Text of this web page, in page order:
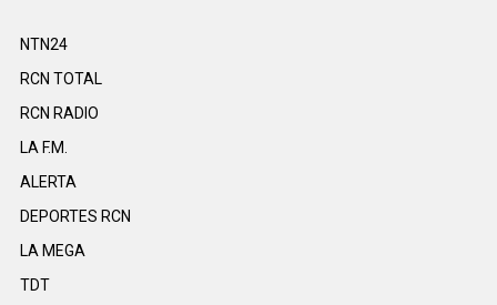
NTN24
RCN TOTAL
RCN RADIO
LA F.M.
ALERTA
DEPORTES RCN
LA MEGA
TDT